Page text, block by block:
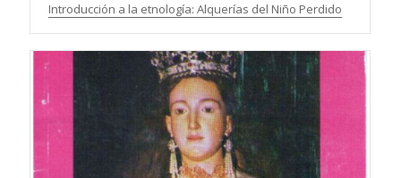
Introducción a la etnología: Alquerías del Niño Perdido